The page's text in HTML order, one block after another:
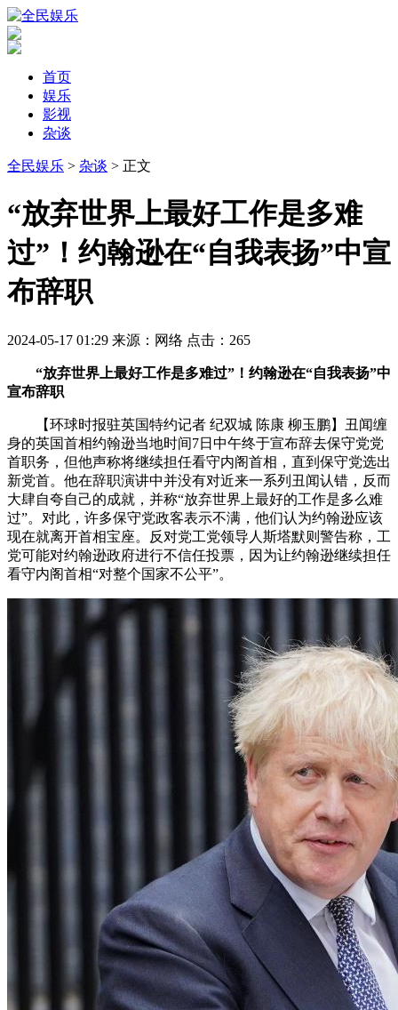
首页
娱乐
影视
杂谈
全民娱乐 > 杂谈 > 正文
​“放弃世界上最好工作是多难
过”！约翰逊在“自我表扬”中宣
布辞职
2024-05-17 01:29 来源：网络 点击： 265
“放弃世界上最好工作是多难过”！约翰逊在“自我表扬”中
宣布辞职
【环球时报驻英国特约记者 纪双城 陈康 柳玉鹏】丑闻缠
身的英国首相约翰逊当地时间7日中午终于宣布辞去保守党党
首职务，但他声称将继续担任看守内阁首相，直到保守党选出
新党首。他在辞职演讲中并没有对近来一系列丑闻认错，反而
大肆自夸自己的成就，并称“放弃世界上最好的工作是多么难
过”。对此，许多保守党政客表示不满，他们认为约翰逊应该
现在就离开首相宝座。反对党工党领导人斯塔默则警告称，工
党可能对约翰逊政府进行不信任投票，因为让约翰逊继续担任
看守内阁首相“对整个国家不公平”。